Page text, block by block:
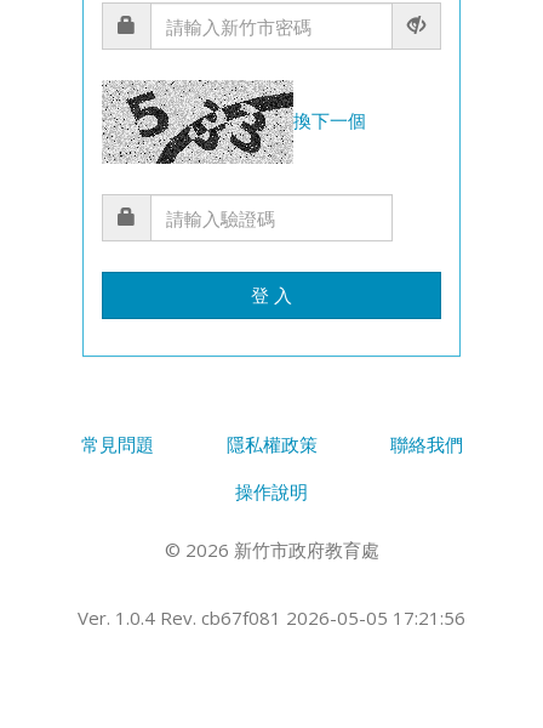
換下一個
登 入
常見問題 隱私權政策
聯絡我們
操作說明
© 2026 新竹市政府教育處
Ver. 1.0.4 Rev. cb67f081 2026-05-05 17:21:56